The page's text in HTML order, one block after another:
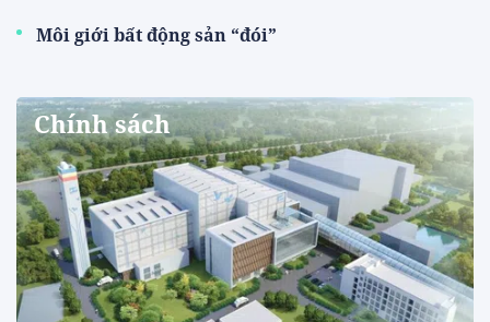
Môi giới bất động sản “đói”
Chính sách